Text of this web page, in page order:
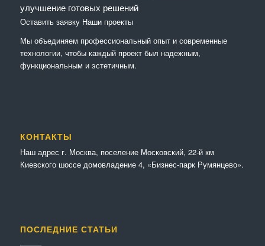
улучшение готовых решений
Оставить заявку Наши проекты
Мы объединяем профессиональный опыт и современные
технологии, чтобы каждый проект был надежным,
функциональным и эстетичным.
КОНТАКТЫ
Наш адрес г. Москва, поселение Московский, 22-й км
Киевского шоссе домовладение 4, «Бизнес-парк Румянцево».
ПОСЛЕДНИЕ СТАТЬИ